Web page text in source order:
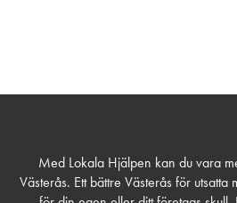
Med Lokala Hjälpen kan du vara
Västerås. Ett bättre Västerås för